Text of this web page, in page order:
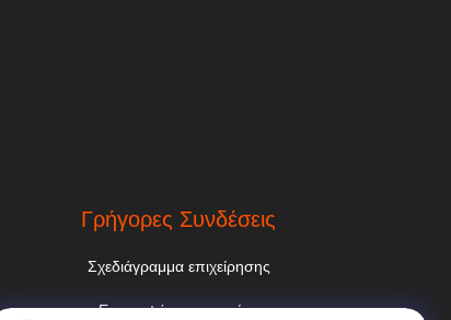
Γρήγορες Συνδέσεις
Σχεδιάγραμμα επιχείρησης
Επισκεψή εργοστασίου